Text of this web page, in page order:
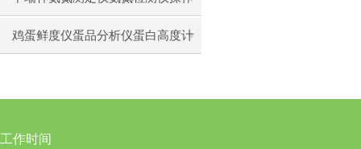
前准备使用注意事项
鸡蛋鲜度仪蛋品分析仪蛋白高度计
工作时间